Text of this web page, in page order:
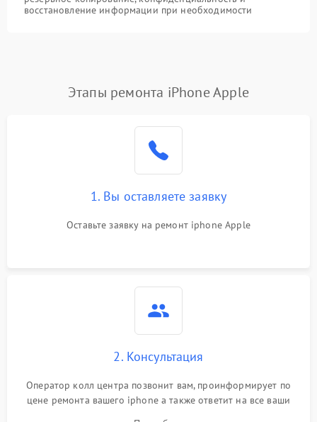
восстановление информации при необходимости
Этапы ремонта iPhone Apple
1. Вы оставляете заявку
Оставьте заявку на ремонт iphone Apple
2. Консультация
Оператор колл центра позвонит вам, проинформирует по
цене ремонта вашего iphone а также ответит на все ваши